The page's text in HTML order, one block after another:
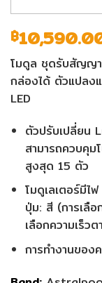
฿
โมดูล ชุดรับสัญญ
กล่องได้ ตัวแปลง
LED
ตัวปรับเปลี่ยน
สามารถควบคุม
สูงสุด 15 ตัว
โมดูเลเตอร์มีไ
ปุ่ม: สี (การเลือ
เลือกความเร็ว
การทำงานของ